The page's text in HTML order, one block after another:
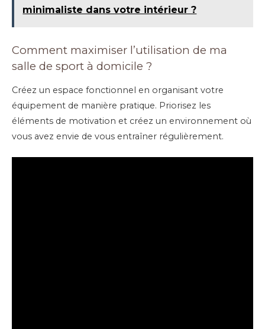
minimaliste dans votre intérieur ?
Comment maximiser l’utilisation de ma
salle de sport à domicile ?
Créez un espace fonctionnel en organisant votre
équipement de manière pratique. Priorisez les
éléments de motivation et créez un environnement où
vous avez envie de vous entraîner régulièrement.